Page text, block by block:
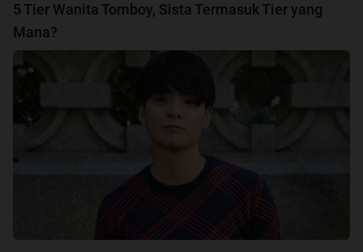
5 Tier Wanita Tomboy, Sista Termasuk Tier yang
Mana?